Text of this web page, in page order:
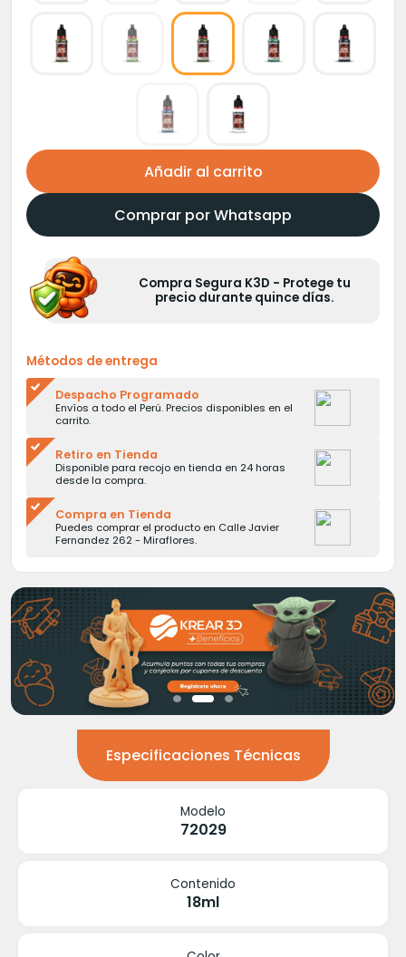
Añadir al carrito
Comprar por Whatsapp
Compra Segura K3D - Protege tu
precio durante quince días.
Métodos de entrega
Despacho Programado
Envíos a todo el Perú. Precios disponibles en el
carrito.
Retiro en Tienda
Disponible para recojo en tienda en 24 horas
desde la compra.
Compra en Tienda
Puedes comprar el producto en Calle Javier
Fernandez 262 - Miraflores.
Especificaciones Técnicas
Modelo
72029
Contenido
18ml